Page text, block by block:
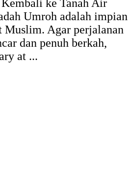
Kembali ke Tanah Air
Umroh adalah impian
Muslim. Agar perjalanan
dan penuh berkah,
at ...